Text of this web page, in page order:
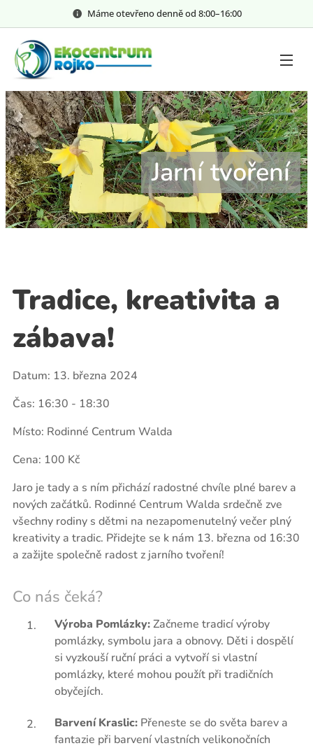
Máme otevřeno denně od 8:00–⁠⁠⁠⁠⁠16:00
Jarní tvoření
Tradice, kreativita a
zábava!
Datum: 13. března 2024
Čas: 16:30 - 18:30
Místo: Rodinné Centrum Walda
Cena: 100 Kč
Jaro je tady a s ním přichází radostné chvíle plné barev a
nových začátků. Rodinné Centrum Walda srdečně zve
všechny rodiny s dětmi na nezapomenutelný večer plný
kreativity a tradic. Přidejte se k nám 13. března od 16:30
a zažijte společně radost z jarního tvoření!
Co nás čeká?
Výroba Pomlázky:Začneme tradicí výroby
pomlázky, symbolu jara a obnovy. Děti i dospělí
si vyzkouší ruční práci a vytvoří si vlastní
pomlázky, které mohou použít při tradičních
obyčejích.
Barvení Kraslic: Přeneste se do světa barev a
fantazie při barvení vlastních velikonočních